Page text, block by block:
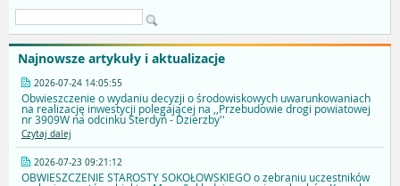
Najnowsze artykuły i aktualizacje
2026-07-24 14:05:55
Obwieszczenie o wydaniu decyzji o środowiskowych uwarunkowaniach
na realizację inwestycji polegającej na ,,Przebudowie drogi powiatowej
nr 3909W na odcinku Sterdyń - Dzierzby''
Czytaj dalej
2026-07-23 09:21:12
OBWIESZCZENIE STAROSTY SOKOŁOWSKIEGO o zebraniu uczestników